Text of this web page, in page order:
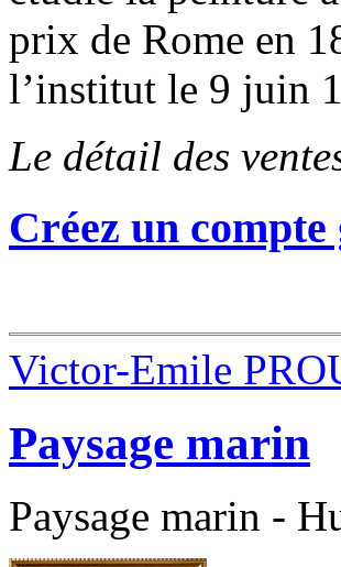
prix de Rome en
l’institut le 9 juin
Le détail des
Créez un
Victor-Emile
Paysage marin
Paysage marin -